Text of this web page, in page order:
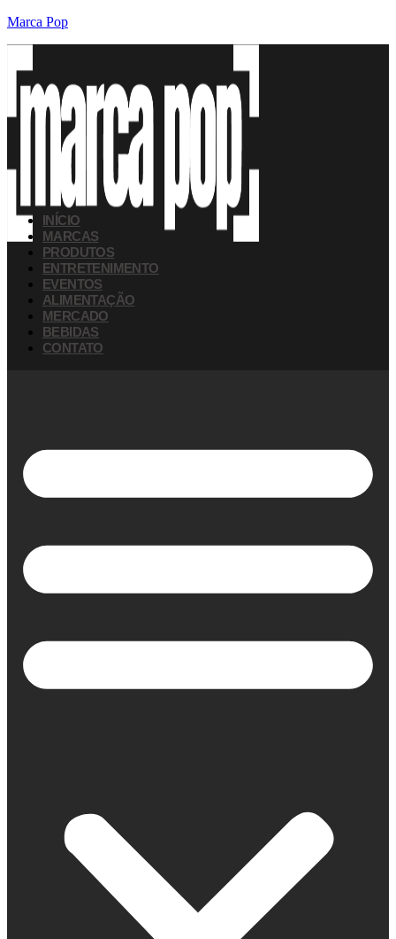
Marca Pop
INÍCIO
MARCAS
PRODUTOS
ENTRETENIMENTO
EVENTOS
ALIMENTAÇÃO
MERCADO
BEBIDAS
CONTATO